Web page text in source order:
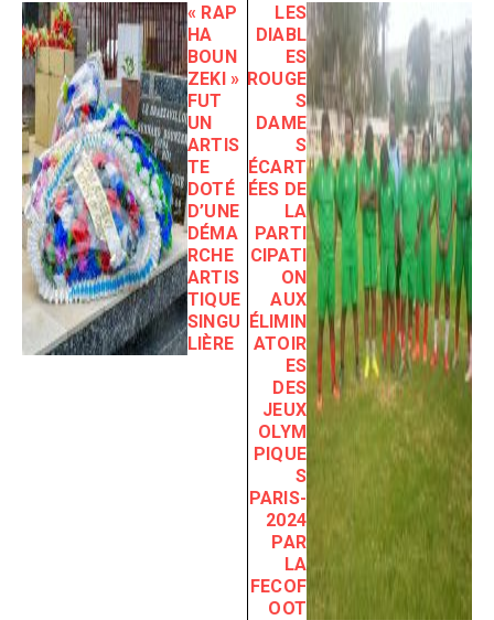
« RAP
HA
BOUN
ZEKI »
FUT
UN
ARTIS
TE
DOTÉ
D’UNE
DÉMA
RCHE
ARTIS
TIQUE
SINGU
LIÈRE
LES
DIABL
ES
ROUGE
S
DAME
S
ÉCART
ÉES DE
LA
PARTI
CIPATI
ON
AUX
ÉLIMIN
ATOIR
ES
DES
JEUX
OLYM
PIQUE
S
PARIS-
2024
PAR
LA
FECOF
OOT